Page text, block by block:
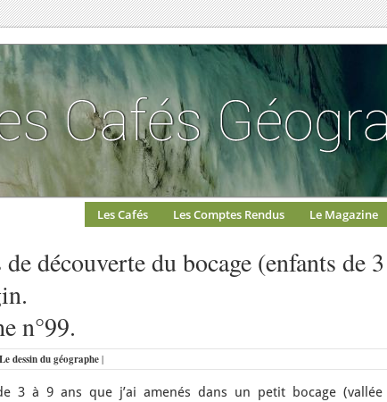
Les Cafés Les Comptes Rendus Le Magazine
découverte du bocage (enfants de
n°99.
Le dessin du géographe |
3 à 9 ans que j’ai amenés dans un petit bocage